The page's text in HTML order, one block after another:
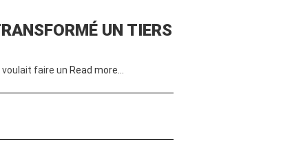
UN TIERS
voulait faire un Read more…